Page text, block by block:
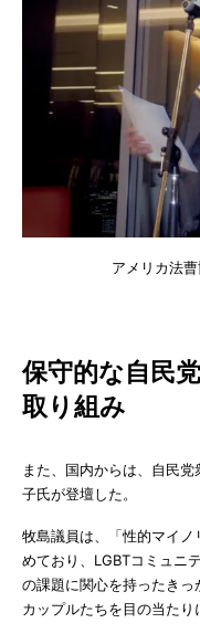
アメリカ法
保守的な自民
取り組み
また、国内からは、自民
子氏が登壇した。
牧島議員は、「性的マイ
めており、LGBTコミュニ
の課題に関心を持ったき
カップルたちを目の当たり